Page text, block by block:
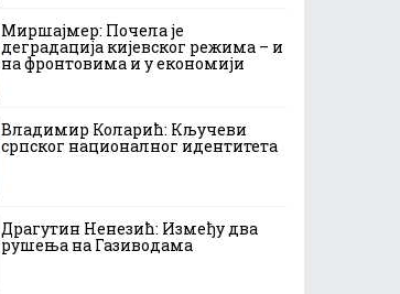
Миршајмер: Почела је
деградација кијевског режима – и
на фронтовима и у економији
Владимир Коларић: Кључеви
српског националног идентитета
Драгутин Ненезић: Између два
рушења на Газиводама